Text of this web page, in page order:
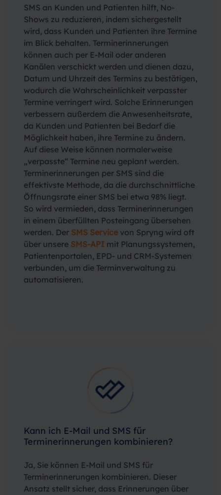
SMS an Kunden und Patienten hilft, No-
Shows zu reduzieren, indem sichergestellt
wird, dass Kunden und Patienten ihre Termine
im Blick behalten. Terminerinnerungen
können auch per E-Mail oder anderen
Kanälen verschickt werden und dienen dazu,
Datum und Uhrzeit des Termins zu bestätigen,
wodurch die Wahrscheinlichkeit verpasster
Termine verringert wird. Solche Erinnerungen
verbessern außerdem die Anwesenheitsrate,
da Kunden und Patienten bei Bedarf die
Möglichkeit haben, ihre Termine zu ändern.
Auf diese Weise können normalerweise
„verpasste“ Termine neu geplant werden.
Terminerinnerungen per SMS sind die
effektivste Methode, da die durchschnittliche
Öffnungsrate einer SMS bei etwa 98% liegt.
So wird vermieden, dass Terminerinnerungen
in einem überfüllten Posteingang übersehen
werden. Der SMS Service von Spryng wird oft
über unsere SMS-API mit Planungssystemen,
Patientenportalen, EPD- und CRM-Systemen
verbunden, um die Terminverwaltung zu
automatisieren.
Kann ich E-Mail und SMS für
Terminerinnerungen kombinieren?
Ja, Sie können E-Mail und SMS für
Terminerinnerungen kombinieren. Dieser
Ansatz stellt sicher, dass Erinnerungen über